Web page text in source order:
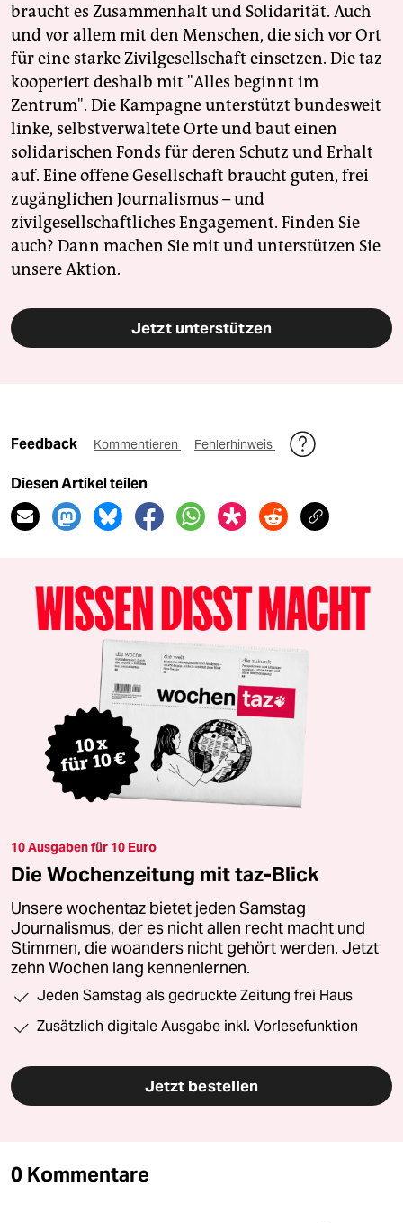
braucht es Zusammenhalt und Solidarität. Auch
und vor allem mit den Menschen, die sich vor Ort
für eine starke Zivilgesellschaft einsetzen. Die taz
kooperiert deshalb mit "Alles beginnt im
Zentrum". Die Kampagne unterstützt bundesweit
linke, selbstverwaltete Orte und baut einen
solidarischen Fonds für deren Schutz und Erhalt
auf. Eine offene Gesellschaft braucht guten, frei
zugänglichen Journalismus – und
zivilgesellschaftliches Engagement. Finden Sie
auch? Dann machen Sie mit und unterstützen Sie
unsere Aktion.
Jetzt unterstützen
Feedback Kommentieren Fehlerhinweis
Diesen Artikel teilen
10 Ausgaben für 10 Euro
Die Wochenzeitung mit taz-Blick
Unsere wochentaz bietet jeden Samstag
Journalismus, der es nicht allen recht macht und
Stimmen, die woanders nicht gehört werden. Jetzt
zehn Wochen lang kennenlernen.
Jeden Samstag als gedruckte Zeitung frei Haus
Zusätzlich digitale Ausgabe inkl. Vorlesefunktion
Jetzt bestellen
0 Kommentare